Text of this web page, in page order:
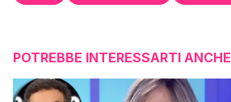
POTREBBE INTERESSARTI ANCHE